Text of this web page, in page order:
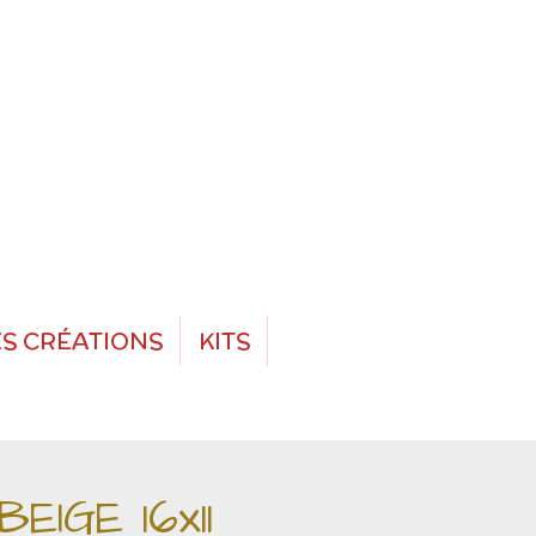
CRÉATIONS KITS
16x11